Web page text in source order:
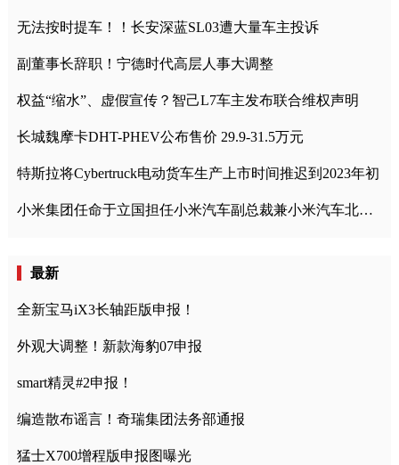
无法按时提车！！长安深蓝SL03遭大量车主投诉
副董事长辞职！宁德时代高层人事大调整
权益“缩水”、虚假宣传？智己L7车主发布联合维权声明
长城魏摩卡DHT-PHEV公布售价 29.9-31.5万元
特斯拉将Cybertruck电动货车生产上市时间推迟到2023年初
小米集团任命于立国担任小米汽车副总裁兼小米汽车北京总部政委
最新
全新宝马iX3长轴距版申报！
外观大调整！新款海豹07申报
smart精灵#2申报！
编造散布谣言！奇瑞集团法务部通报
猛士X700增程版申报图曝光